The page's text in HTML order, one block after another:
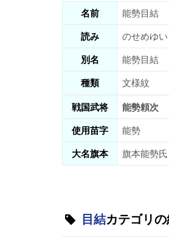
名前
能勢目結
読み
のせめゆい
別名
能勢目結
種類
文様紋
戦国武将
能勢頼次
使用苗字
能勢
大名旗本
旗本能勢氏
目結カテゴリ